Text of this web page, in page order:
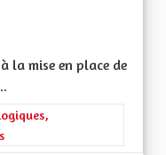
la mise en place de
: Les transitions